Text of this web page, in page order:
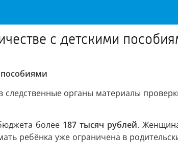
с детскими
следственные органы материалы
более 187 тысяч рублей.
ребёнка уже ограничена в